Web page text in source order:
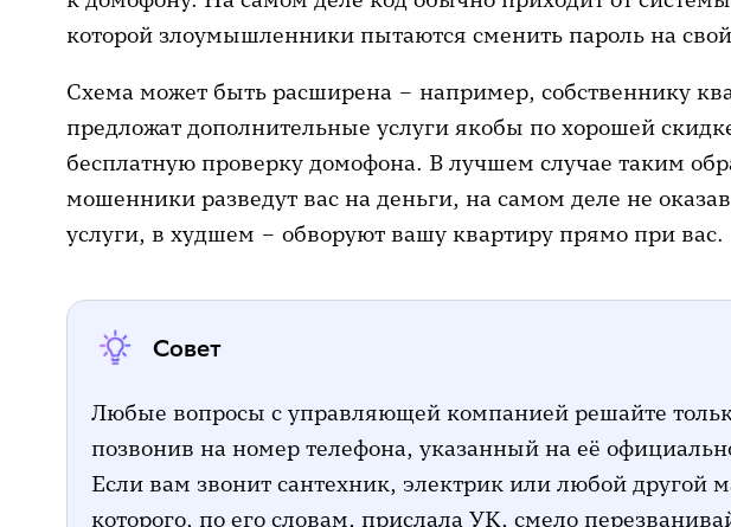
которой злоумышленники пытаются сменить пароль на
Схема может быть расширена – например, собственнику
предложат дополнительные услуги якобы по хорошей
бесплатную проверку домофона. В лучшем случае таким
мошенники разведут вас на деньги, на самом деле не
услуги, в худшем – обворуют вашу квартиру прямо при вас.
Совет
Любые вопросы с управляющей компанией решайте
позвонив на номер телефона, указанный на её
Если вам звонит сантехник, электрик или любой другой
которого, по его словам, прислала УК, смело